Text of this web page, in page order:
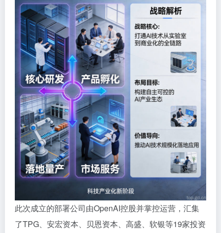
此次成立的部署公司由OpenAI控股并掌控运营，汇集
了TPG、安宏资本、贝恩资本、高盛、软银等19家投资